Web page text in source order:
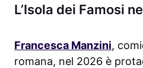
L’Isola dei Famosi
Francesca Manzini,
romana, nel 2026 è